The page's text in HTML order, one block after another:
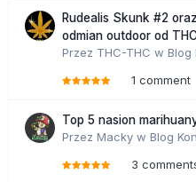
Rudealis Skunk #2
odmian outdoor od
Przez THC-THC w Blog
1 comment
Top 5 nasion
Przez Macky w Blog
3